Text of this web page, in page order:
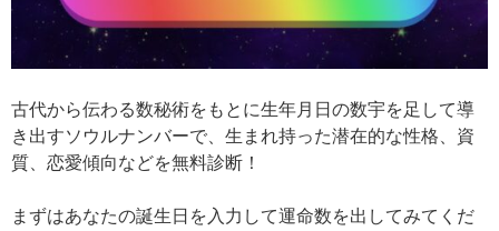
古代から伝わる数秘術をもとに生年月日の数宇を足して導
き出すソウルナンバーで、生まれ持った潜在的な性格、資
質、恋愛傾向などを無料診断！
まずはあなたの誕生日を入力して運命数を出してみてくだ